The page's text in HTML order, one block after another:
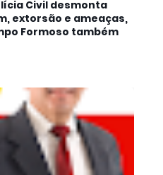
Civil desmonta
extorsão e ameaças,
Formoso também